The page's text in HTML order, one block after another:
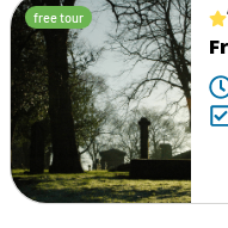
free tour